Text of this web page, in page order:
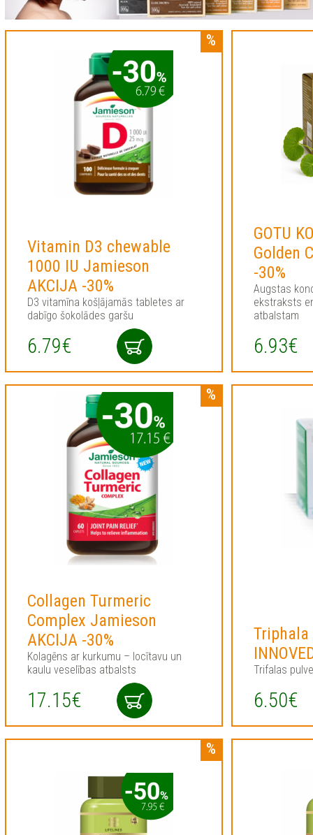
Vitamin D3 chewable
1000 IU Jamieson
AKCIJA -30%
D3 vitamīna košļājamās tabletes ar
dabīgo šokolādes garšu
6.79€
GOTU
Golden
-30%
Augstas
ekstraksts
atbalstam
6.93€
Collagen Turmeric
Complex Jamieson
AKCIJA -30%
Kolagēns ar kurkumu – locītavu un
kaulu veselības atbalsts
17.15€
Trifalas
6.50€